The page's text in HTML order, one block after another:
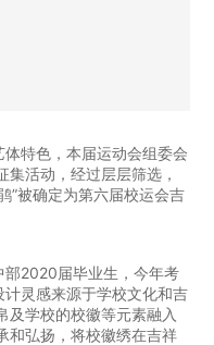
特色，本届运动会组委会
活动，经过层层筛选，
”被确定为第六届校运会吉
2020届毕业生，今年考
计灵感来源于学校文化和吉
及学校的校徽等元素融入
和弘扬，将校徽绣在吉祥